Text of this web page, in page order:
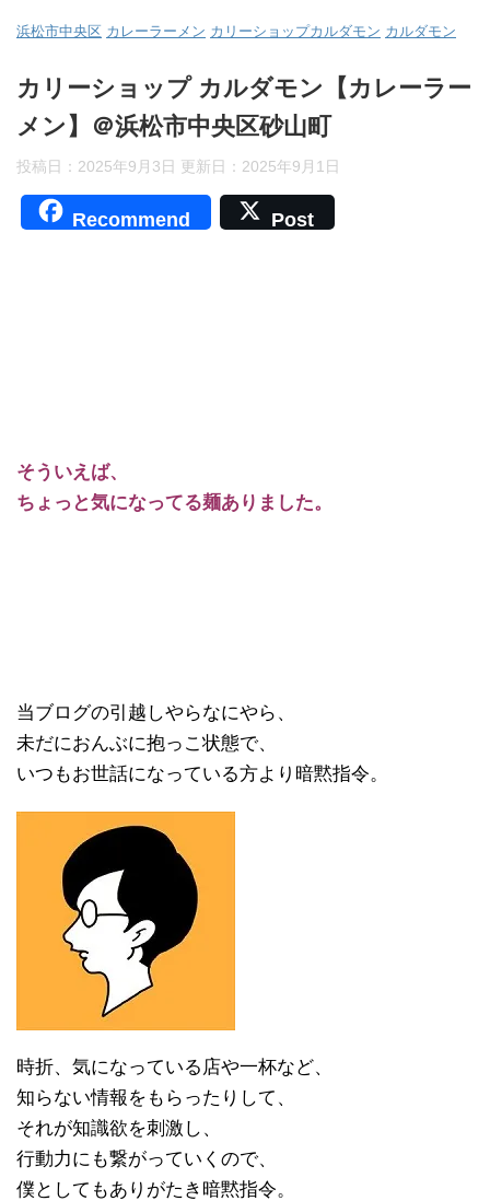
浜松市中央区 カレーラーメン カリーショップカルダモン カルダモン
カリーショップ カルダモン【カレーラー
メン】＠浜松市中央区砂山町
投稿日：2025年9月3日 更新日： 2025年9月1日
Recommend Post
そういえば、
ちょっと気になってる麺ありました。
当ブログの引越しやらなにやら、
未だにおんぶに抱っこ状態で、
いつもお世話になっている方より暗黙指令。
時折、気になっている店や一杯など、
知らない情報をもらったりして、
それが知識欲を刺激し、
行動力にも繋がっていくので、
僕としてもありがたき暗黙指令。